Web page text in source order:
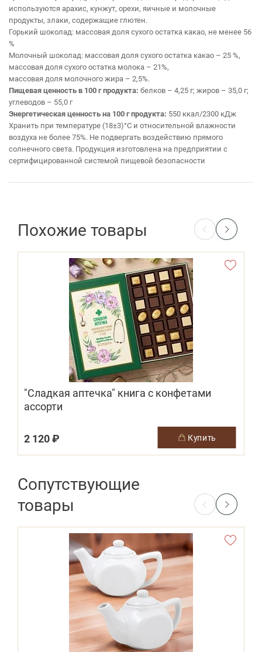
используются арахис, кунжут, орехи, яичные и молочные
продукты, злаки, содержащие глютен.
Горький шоколад: массовая доля сухого остатка какао, не менее 56
%
Молочный шоколад: массовая доля сухого остатка какао – 25 %,
массовая доля сухого остатка молока – 21%,
массовая доля молочного жира – 2,5%.
Пищевая ценность в 100 г продукта: белков – 4,25 г; жиров – 35,0 г;
углеводов – 55,0 г
Энергетическая ценность на 100 г продукта: 550 ккал/2300 кДж
Хранить при температуре (18±3)°С и относительной влажности
воздуха не более 75%. Не подвергать воздействию прямого
солнечного света. Продукция изготовлена на предприятии с
сертифицированной системой пищевой безопасности
Похожие товары
"Сладкая аптечка" книга с конфетами
ассорти
2 120 ₽ купить
Сопутствующие
товары